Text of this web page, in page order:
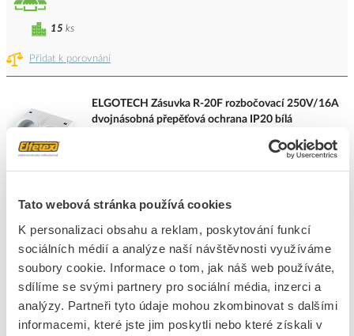
Tato webová stránka používá cookies
K personalizaci obsahu a reklam, poskytování funkcí
sociálních médií a analýze naší návštěvnosti využíváme
soubory cookie. Informace o tom, jak náš web používáte,
sdílíme se svými partnery pro sociální média, inzerci a
analýzy. Partneři tyto údaje mohou zkombinovat s dalšími
informacemi, které jste jim poskytli nebo které získali v
Přidat k porovnání
15 ks
ELGOTECH Zásuvka R-20F rozbočovací 250V/16A
dvojnásobná přepěťová ochrana IP20 bílá
Kód výrobce
20500154
Cena s DPH
ks do košíku
11 ks